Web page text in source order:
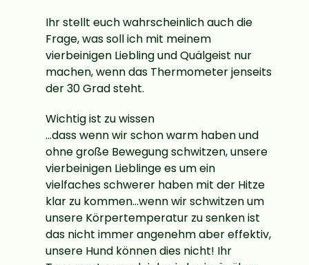
Ihr stellt euch wahrscheinlich auch die
Frage, was soll ich mit meinem
vierbeinigen Liebling und Quälgeist nur
machen, wenn das Thermometer jenseits
der 30 Grad steht.
Wichtig ist zu wissen
...dass wenn wir schon warm haben und
ohne große Bewegung schwitzen, unsere
vierbeinigen Lieblinge es um ein
vielfaches schwerer haben mit der Hitze
klar zu kommen…wenn wir schwitzen um
unsere Körpertemperatur zu senken ist
das nicht immer angenehm aber effektiv,
unsere Hund können dies nicht! Ihr